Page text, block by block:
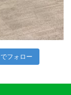
フォロー